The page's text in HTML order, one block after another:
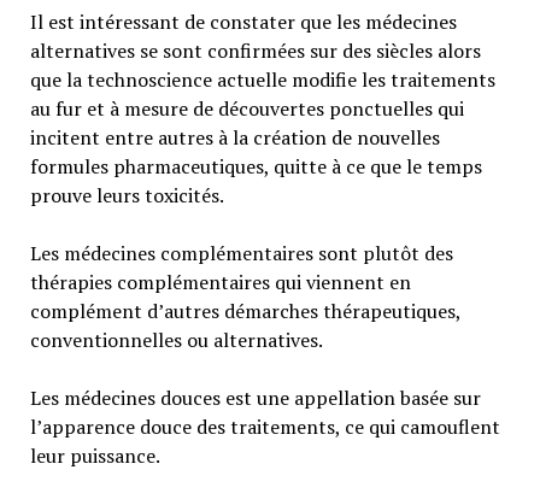
Il est intéressant de constater que les médecines
alternatives se sont confirmées sur des siècles alors
que la technoscience actuelle modifie les traitements
au fur et à mesure de découvertes ponctuelles qui
incitent entre autres à la création de nouvelles
formules pharmaceutiques, quitte à ce que le temps
prouve leurs toxicités.
Les médecines complémentaires sont plutôt des
thérapies complémentaires qui viennent en
complément d’autres démarches thérapeutiques,
conventionnelles ou alternatives.
Les médecines douces est une appellation basée sur
l’apparence douce des traitements, ce qui camouflent
leur puissance.